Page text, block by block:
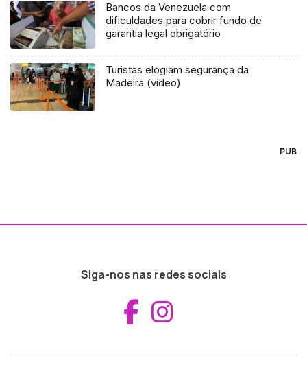
Bancos da Venezuela com
dificuldades para cobrir fundo de
garantia legal obrigatório
Turistas elogiam segurança da
Madeira (vídeo)
PUB
Siga-nos nas redes sociais
Aceder ao